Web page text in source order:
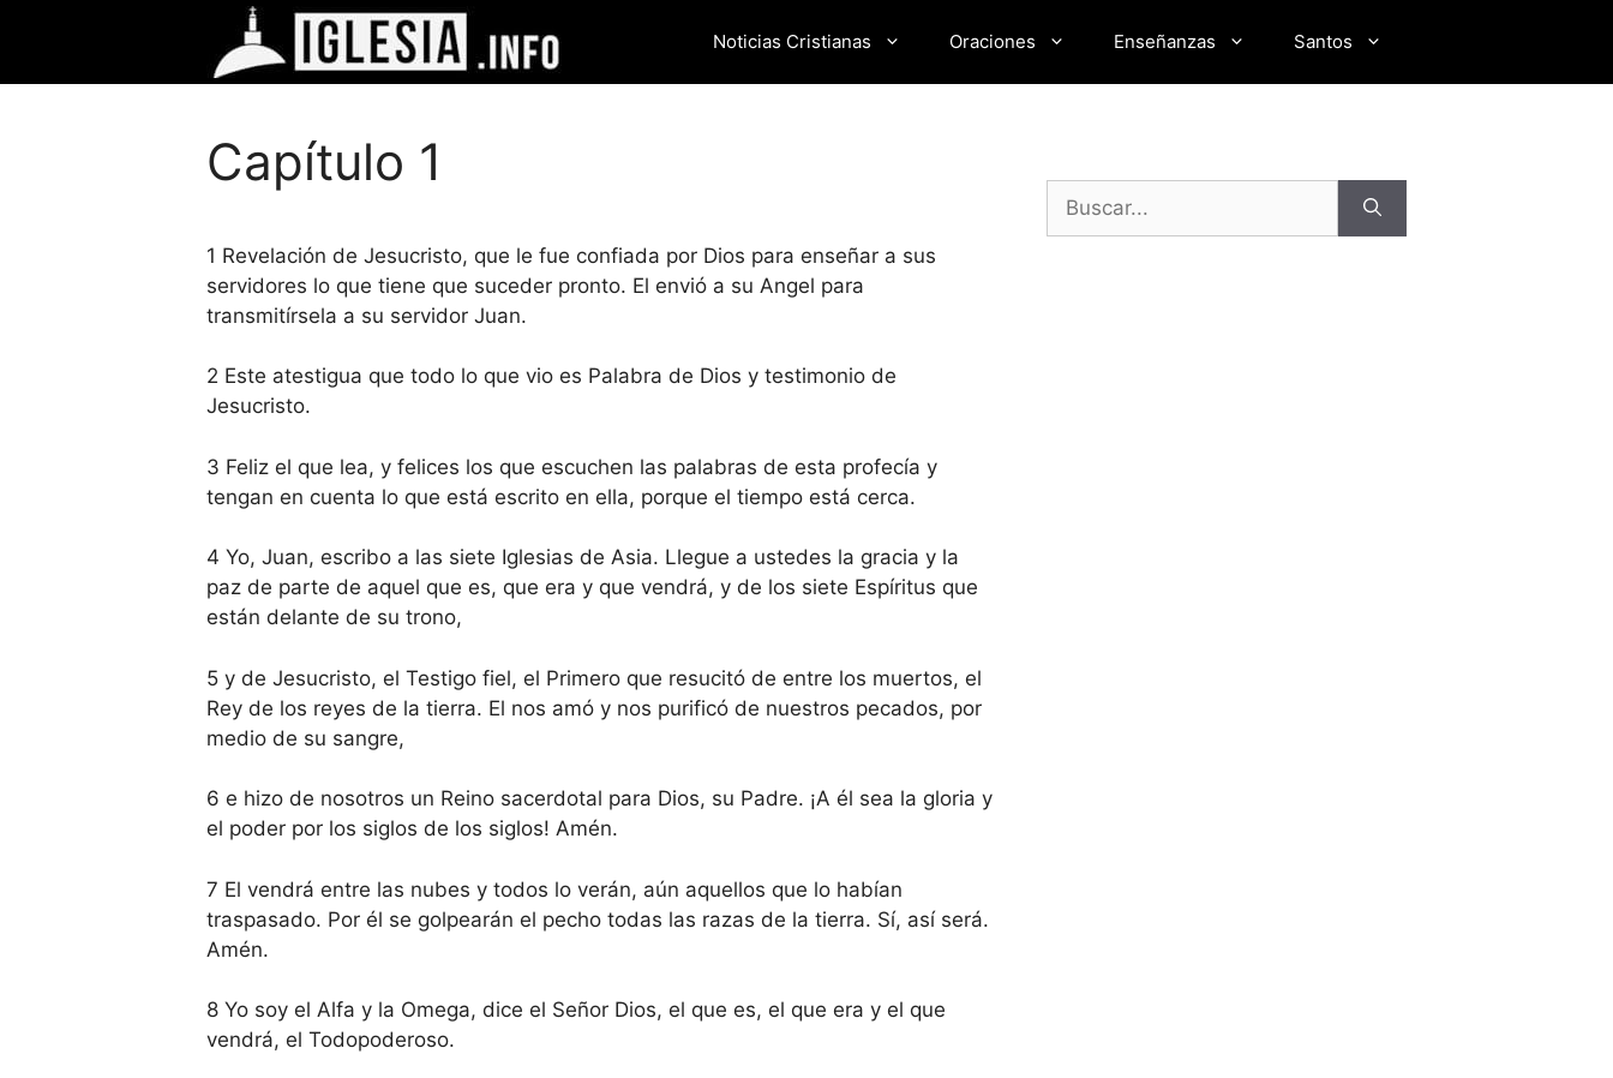
Noticias Cristianas Oraciones Enseñanzas Santos
Capítulo 1
1 Revelación de Jesucristo, que le fue confiada por Dios para enseñar a sus
servidores lo que tiene que suceder pronto. El envió a su Angel para
transmitírsela a su servidor Juan.
2 Este atestigua que todo lo que vio es Palabra de Dios y testimonio de
Jesucristo.
3 Feliz el que lea, y felices los que escuchen las palabras de esta profecía y
tengan en cuenta lo que está escrito en ella, porque el tiempo está cerca.
4 Yo, Juan, escribo a las siete Iglesias de Asia. Llegue a ustedes la gracia y la
paz de parte de aquel que es, que era y que vendrá, y de los siete Espíritus que
están delante de su trono,
5 y de Jesucristo, el Testigo fiel, el Primero que resucitó de entre los muertos, el
Rey de los reyes de la tierra. El nos amó y nos purificó de nuestros pecados, por
medio de su sangre,
6 e hizo de nosotros un Reino sacerdotal para Dios, su Padre. ¡A él sea la gloria y
el poder por los siglos de los siglos! Amén.
7 El vendrá entre las nubes y todos lo verán, aún aquellos que lo habían
traspasado. Por él se golpearán el pecho todas las razas de la tierra. Sí, así será.
Amén.
8 Yo soy el Alfa y la Omega, dice el Señor Dios, el que es, el que era y el que
vendrá, el Todopoderoso.
Buscar: